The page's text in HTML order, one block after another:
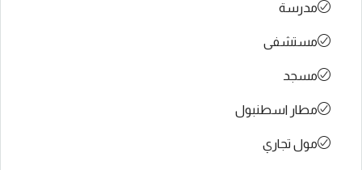
مدرسة
مستشفى
مسجد
مطار اسطنبول
مول تجاري